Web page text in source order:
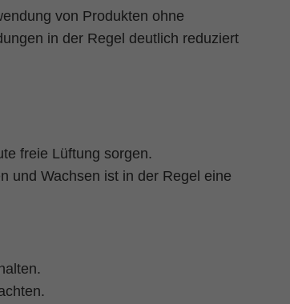
von Produkten ohne
in der Regel deutlich reduziert
freie Lüftung sorgen.
und Wachsen ist in der Regel eine